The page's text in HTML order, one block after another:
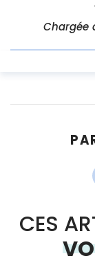
Chargée
CES